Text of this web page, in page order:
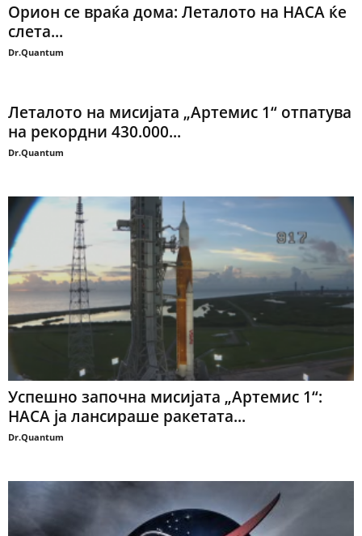
Орион се враќа дома: Леталото на НАСА ќе
слета...
Dr.Quantum
Леталото на мисијата „Артемис 1“ отпатува
на рекордни 430.000...
Dr.Quantum
Успешно започна мисијата „Артемис 1“:
НАСА ја лансираше ракетата...
Dr.Quantum